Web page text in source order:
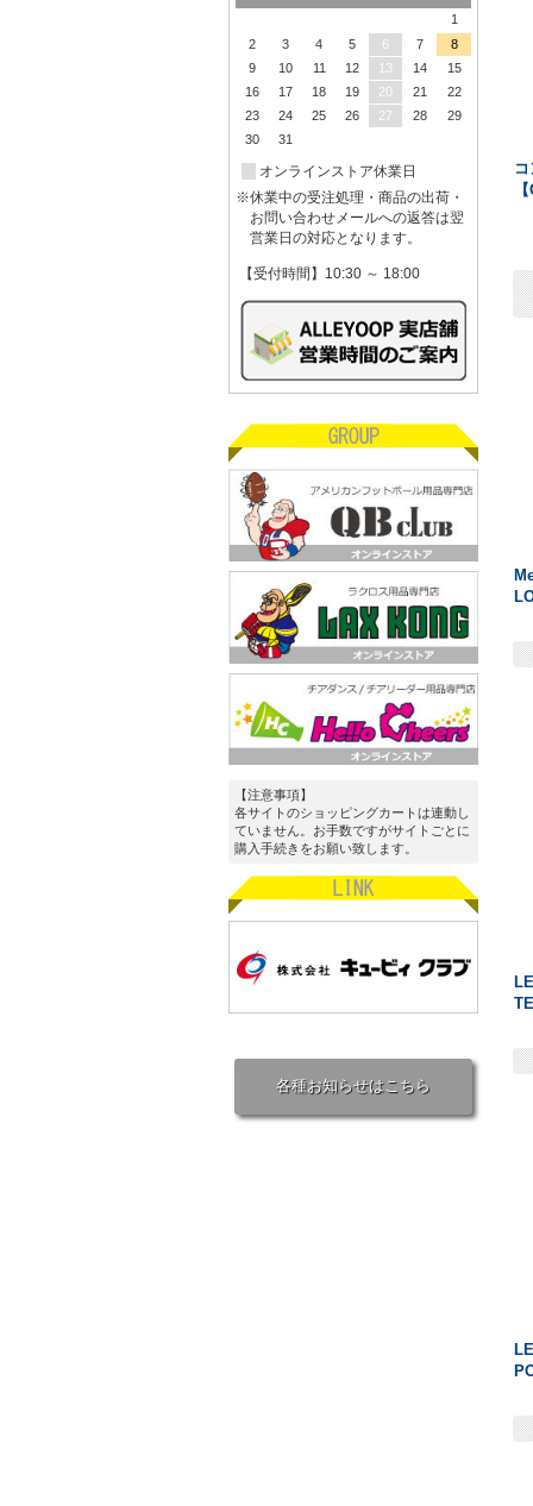
1
2
3 4 5 6 7
8
9
10 11 12 13 14
15
16
17 18 19 20 21
22
23
24 25 26 27 28
29
30
31
オンラインストア休業日
※休業中の受注処理・商品の出荷・
お問い合わせメールへの返答は翌
営業日の対応となります。
【受付時間】10:30 ～ 18:00
【注意事項】
各サイトのショッピングカートは連動し
ていません。お手数ですがサイトごとに
購入手続きをお願い致します。
各種お知らせはこちら